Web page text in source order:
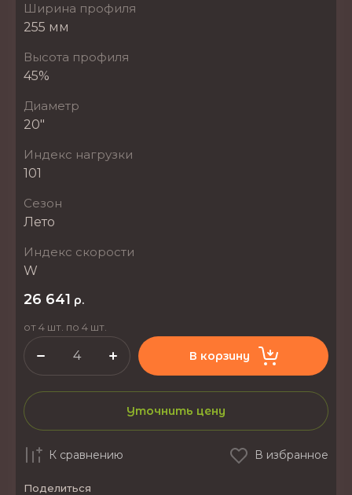
Ширина профиля
255 мм
Высота профиля
45%
Диаметр
20"
Индекс нагрузки
101
Сезон
Лето
Индекс скорости
W
26 641 р.
от 4 шт. по 4 шт.
В корзину
Уточнить цену
К сравнению В избранное
Поделиться